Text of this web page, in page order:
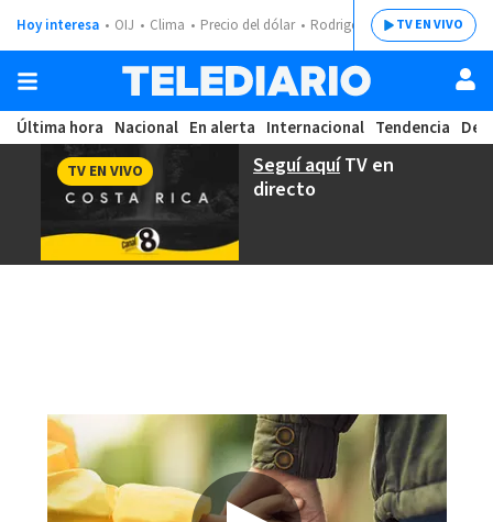
Hoy interesa OIJ Clima Precio del dólar Rodrigo ChavesTV EN VIVO
Última hora Nacional En alerta Internacional Tendencia
Seguí aquíTV en
directo
TV EN VIVO